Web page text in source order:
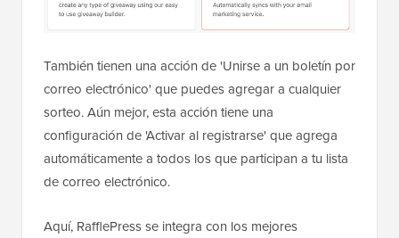
También tienen una acción de 'Unirse a un boletín por
correo electrónico' que puedes agregar a cualquier
sorteo. Aún mejor, esta acción tiene una
configuración de 'Activar al registrarse' que agrega
automáticamente a todos los que participan a tu lista
de correo electrónico.
Aquí, RafflePress se integra con los mejores